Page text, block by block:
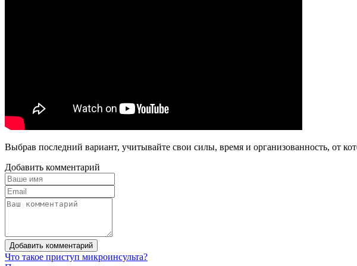
Выбрав последний вариант, учитывайте свои силы, время и организованность, от
Добавить комментарий
Добавить комментарий
Что такое приступ микроинсульта?